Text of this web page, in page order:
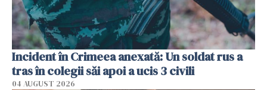
Incident în Crimeea anexată: Un soldat rus a
tras în colegii săi apoi a ucis 3 civili
04 AUGUST 2026